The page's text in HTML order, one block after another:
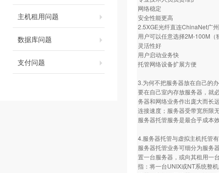
主机租用问题
数据库问题
支付问题
网络稳定
安全性能更高
2.5XGE光纤直连ChinaNet广
用户可以任意选择2M-100M（
灵活性好
用户启动业务快
托管网络设备扩展方便
3.为何不把服务器放在自己的
要在自己室内存放服务器，就
务器和网络业务作出庞大而长
连接速度；服务器受带宽所限
服务器托管服务是最合乎成本
4.服务器托管与虚拟主机托管
服务器托管业务可细分为服务
置一台服务器，或向其租用一
指：将一台UNIX或NT系统整